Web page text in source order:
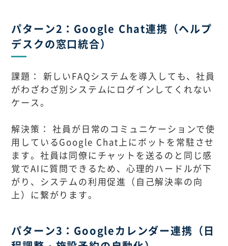
パターン2：Google Chat連携（ヘルプ
デスクの窓口統合）
課題： 新しいFAQシステムを導入しても、社員
がわざわざ別システムにログインしてくれない
ケース。
解決策： 社員が日常のコミュニケーションで使
用しているGoogle Chat上にボットを常駐させ
ます。社員は同僚にチャットを送るのと同じ感
覚でAIに質問できるため、心理的ハードルが下
がり、システムの利用促進（自己解決率の向
上）に繋がります。
パターン3：Googleカレンダー連携（日